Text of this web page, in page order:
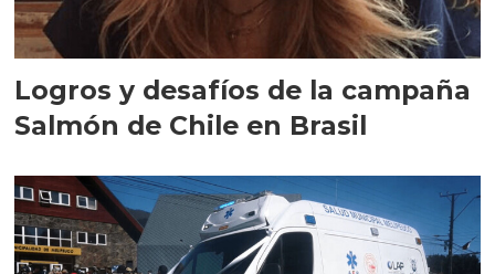
Logros y desafíos de la campaña
Salmón de Chile en Brasil